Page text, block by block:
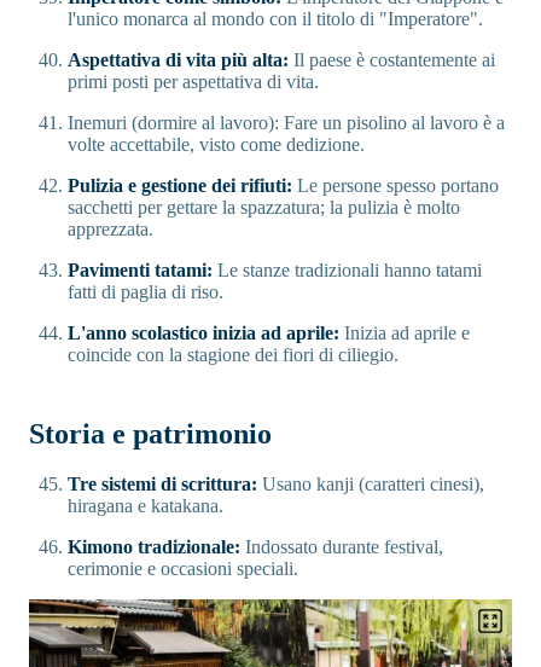
l'unico monarca al mondo con il titolo di "Imperatore".
Aspettativa di vita più alta: Il paese è costantemente ai
primi posti per aspettativa di vita.
Inemuri (dormire al lavoro): Fare un pisolino al lavoro è a
volte accettabile, visto come dedizione.
Pulizia e gestione dei rifiuti: Le persone spesso portano
sacchetti per gettare la spazzatura; la pulizia è molto
apprezzata.
Pavimenti tatami: Le stanze tradizionali hanno tatami
fatti di paglia di riso.
L'anno scolastico inizia ad aprile: Inizia ad aprile e
coincide con la stagione dei fiori di ciliegio.
Storia e patrimonio
Tre sistemi di scrittura: Usano kanji (caratteri cinesi),
hiragana e katakana.
Kimono tradizionale: Indossato durante festival,
cerimonie e occasioni speciali.